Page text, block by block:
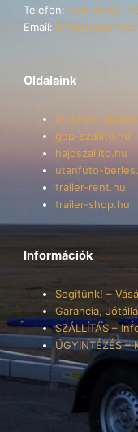
Telefon: +36 70 621
Email: info@trailer-
Oldalaink
utanfuto-
gep-szallito.hu
hajoszallito.hu
utanfuto-
trailer-rent.hu
trailer-shop.hu
Információk
Segítünk! –
Garancia,
SZÁLLÍTÁS –
ÜGYINTÉZÉS